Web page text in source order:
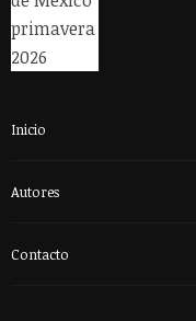
Inicio
Autores
Contacto